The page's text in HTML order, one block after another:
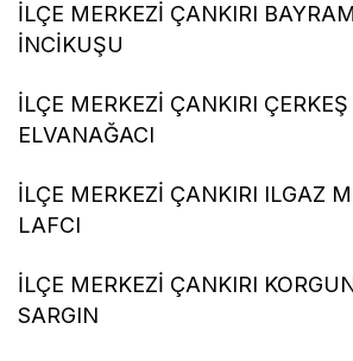
İLÇE MERKEZİ ÇANKIRI
İNCİKUŞU
İLÇE MERKEZİ ÇANKIRI
ELVANAĞACI
İLÇE MERKEZİ ÇANKIRI ILGAZ
LAFCI
İLÇE MERKEZİ ÇANKIRI
SARGIN